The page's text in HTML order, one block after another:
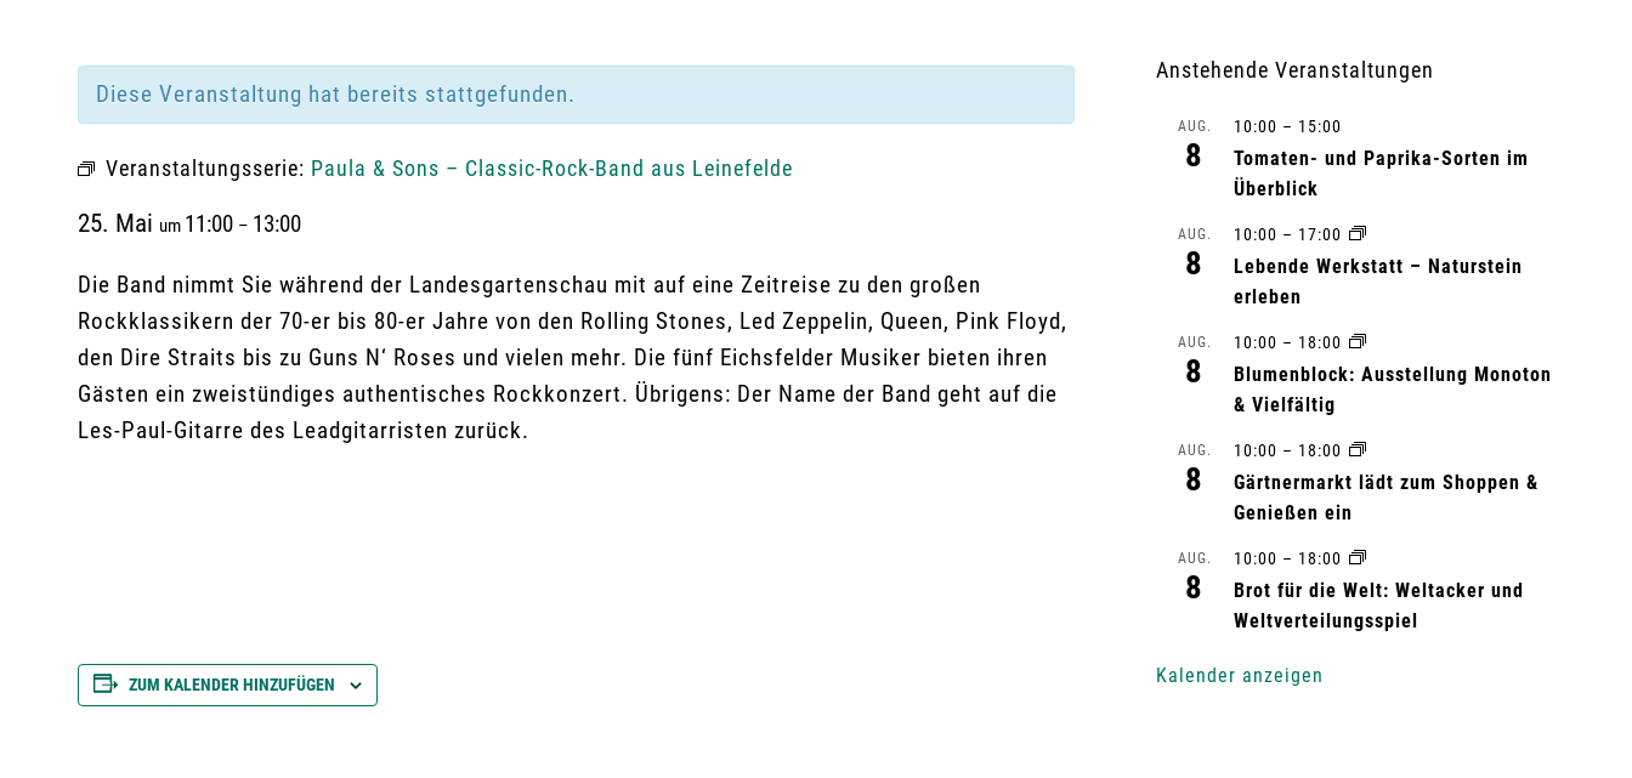
Diese Veranstaltung hat bereits stattgefunden.
Veranstaltungsserie: Paula & Sons – Classic-Rock-Band aus Leinefelde
25. Mai um 11:00 – 13:00
Die Band nimmt Sie während der Landesgartenschau mit auf eine Zeitreise zu den großen
Rockklassikern der 70-er bis 80-er Jahre von den Rolling Stones, Led Zeppelin, Queen, Pink Floyd,
den Dire Straits bis zu Guns N‘ Roses und vielen mehr. Die fünf Eichsfelder Musiker bieten ihren
Gästen ein zweistündiges authentisches Rockkonzert. Übrigens: Der Name der Band geht auf die
Les-Paul-Gitarre des Leadgitarristen zurück.
ZUM KALENDER HINZUFÜGEN
Anstehende Veranstaltungen
AUG.
8
10:00 – 15:00
Tomaten- und Paprika-Sorten im
Überblick
AUG.
8
10:00 – 17:00
Lebende Werkstatt – Naturstein
erleben
AUG.
8
10:00 – 18:00
Blumenblock: Ausstellung Monoton
& Vielfältig
AUG.
8
10:00 – 18:00
Gärtnermarkt lädt zum Shoppen &
Genießen ein
AUG.
8
10:00 – 18:00
Brot für die Welt: Weltacker und
Weltverteilungsspiel
Kalender anzeigen